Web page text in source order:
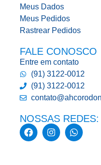
Meus Dados
Meus Pedidos
Rastrear Pedidos
FALE CONOSCO
Entre em contato
(91) 3122-0012
(91) 3122-0012
NOSSAS REDES: